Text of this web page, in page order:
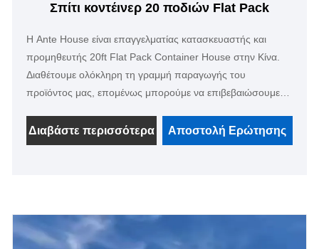
Σπίτι κοντέινερ 20 ποδιών Flat Pack
Η Ante House είναι επαγγελματίας κατασκευαστής και
προμηθευτής 20ft Flat Pack Container House στην Κίνα.
Διαθέτουμε ολόκληρη τη γραμμή παραγωγής του
προϊόντος μας, επομένως μπορούμε να επιβεβαιώσουμε
ποιότητα και καλή τιμή στους πελάτες μας. Ανυπομονούμε
να γίνουμε ο μακροπρόθεσμος συνεργάτης σας στην Κίνα.
Διαβάστε περισσότερα Αποστολή Ερώτησης